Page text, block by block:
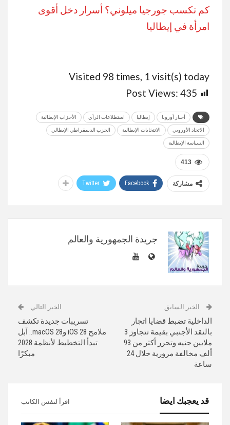
كم تكسب جورجيا ميلوني؟ أسرار دخل أقوى
امرأة في إيطاليا
Visited 98 times, 1 visit(s) today
Post Views: 435
أخبار أوروبا إيطاليا استطلاعات الرأي الأحزاب الإيطالية
الاتحاد الأوروبي الانتخابات الإيطالية الحزب الديمقراطي الإيطالي
السياسة الإيطالية
413
مشاركة Facebook
Twitter
جريدة الجمهورية والعالم
الخبر السابق
الداخلية تضبط قضايا اتجار
بالنقد الأجنبي بقيمة تتجاوز 3
ملايين جنيه وتحرر أكثر من 93
ألف مخالفة مرورية خلال 24
ساعة
الخبر التالي
تسريبات جديدة تكشف
ملامح iOS 28 وmacOS 28.. آبل
تبدأ التخطيط لأنظمة 2028
مبكرًا
قد يعجبك ايضا اقرأ لنفس الكاتب